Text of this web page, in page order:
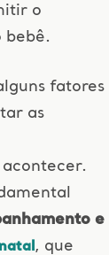
o
bebê.
fatores
as
e
, que